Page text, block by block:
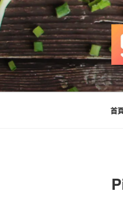
跳
至
主
要
內
容
首